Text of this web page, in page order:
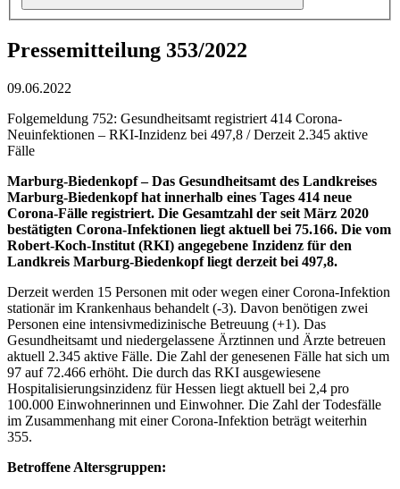
Pressemitteilung 353/2022
09.06.2022
Folgemeldung 752: Gesundheitsamt registriert 414 Corona-
Neuinfektionen – RKI-Inzidenz bei 497,8 / Derzeit 2.345 aktive
Fälle
Marburg-Biedenkopf –Das Gesundheitsamt des Landkreises
Marburg-Biedenkopf hat innerhalb eines Tages 414 neue
Corona-Fälle registriert. Die Gesamtzahl der seit März 2020
bestätigten Corona-Infektionen liegt aktuell bei 75.166. Die vom
Robert-Koch-Institut (RKI) angegebene Inzidenz für den
Landkreis Marburg-Biedenkopf liegt derzeit bei 497,8.
Derzeit werden 15 Personen mit oder wegen einer Corona-Infektion
stationär im Krankenhaus behandelt (-3). Davon benötigen zwei
Personen eine intensivmedizinische Betreuung (+1). Das
Gesundheitsamt und niedergelassene Ärztinnen und Ärzte betreuen
aktuell 2.345 aktive Fälle. Die Zahl der genesenen Fälle hat sich um
97 auf 72.466 erhöht. Die durch das RKI ausgewiesene
Hospitalisierungsinzidenz für Hessen liegt aktuell bei 2,4 pro
100.000 Einwohnerinnen und Einwohner. Die Zahl der Todesfälle
im Zusammenhang mit einer Corona-Infektion beträgt weiterhin
355.
Betroffene Altersgruppen: